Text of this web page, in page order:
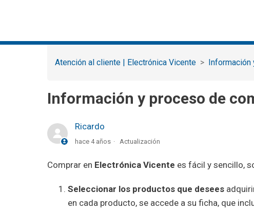
Atención al cliente | Electrónica Vicente Información
Información y proceso de
Ricardo
hace 4 años Actualización
Comprar en Electrónica Vicente es fácil y sencillo,
Seleccionar los productos que desees
en cada producto, se accede a su ficha, que